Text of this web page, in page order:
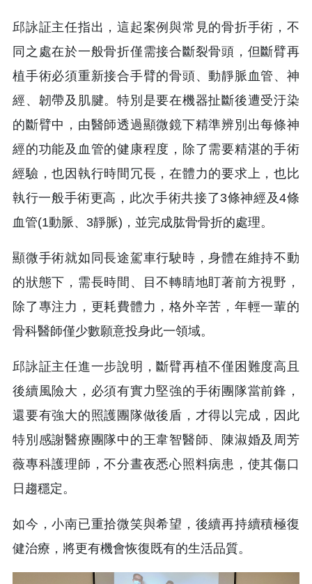
邱詠証主任指出，這起案例與常見的骨折手術，不
同之處在於一般骨折僅需接合斷裂骨頭，但斷臂再
植手術必須重新接合手臂的骨頭、動靜脈血管、神
經、韌帶及肌腱。特別是要在機器扯斷後遭受汙染
的斷臂中，由醫師透過顯微鏡下精準辨別出每條神
經的功能及血管的健康程度，除了需要精湛的手術
經驗，也因執行時間冗長，在體力的要求上，也比
執行一般手術更高，此次手術共接了3條神經及4條
血管(1動脈、3靜脈)，並完成肱骨骨折的處理。
顯微手術就如同長途駕車行駛時，身體在維持不動
的狀態下，需長時間、目不轉睛地盯著前方視野，
除了專注力，更耗費體力，格外辛苦，年輕一輩的
骨科醫師僅少數願意投身此一領域。
邱詠証主任進一步說明，斷臂再植不僅困難度高且
後續風險大，必須有實力堅強的手術團隊當前鋒，
還要有強大的照護團隊做後盾，才得以完成，因此
特別感謝醫療團隊中的王韋智醫師、陳淑婚及周芳
薇專科護理師，不分晝夜悉心照料病患，使其傷口
日趨穩定。
如今，小南已重拾微笑與希望，後續再持續積極復
健治療，將更有機會恢復既有的生活品質。